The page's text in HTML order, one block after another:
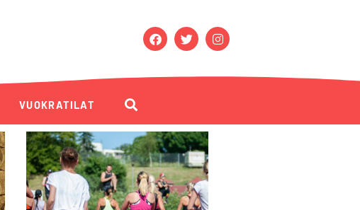
VUOKRATILAT